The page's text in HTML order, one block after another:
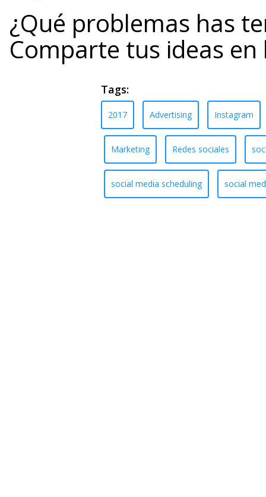
¿Qué problemas has
Comparte tus ideas
Tags:
2017 Advertising Instagram
Marketing Redes sociales
social media scheduling social